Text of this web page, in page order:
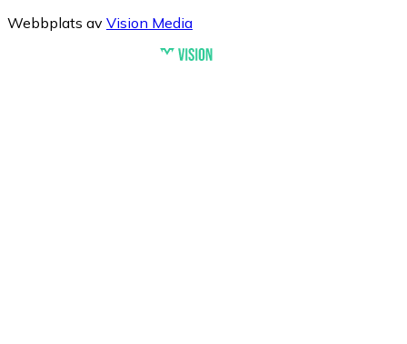
Webbplats av Vision Media